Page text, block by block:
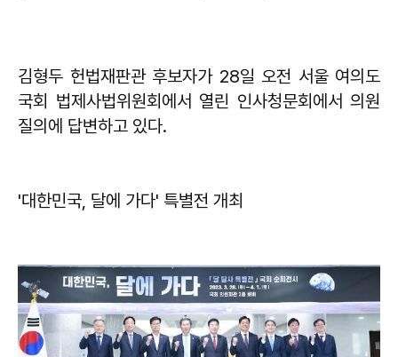
김형두 헌법재판관 후보자가 28일 오전 서울 여의도
국회 법제사법위원회에서 열린 인사청문회에서 의원
질의에 답변하고 있다.
​'대한민국, 달에 가다' 특별전 개최​